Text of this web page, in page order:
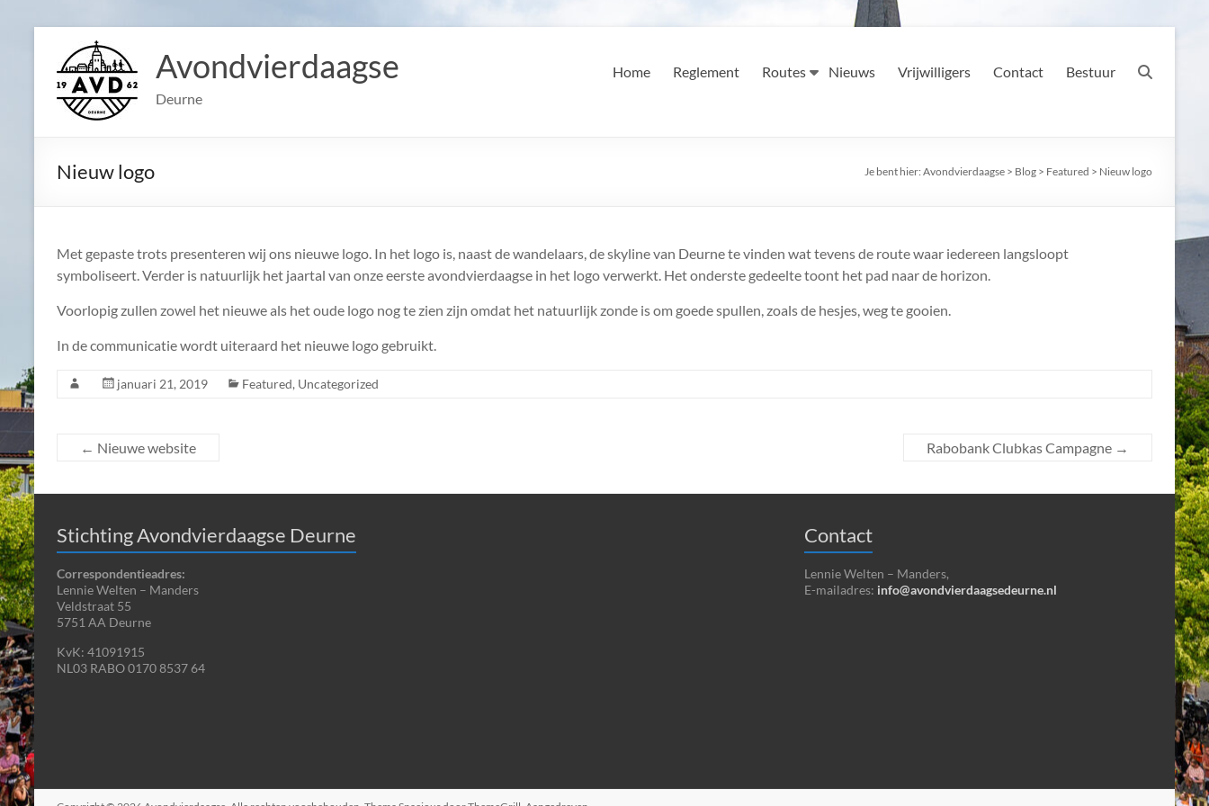
inhoud
Avondvierdaagse
Deurne
Home Reglement Routes Nieuws Vrijwilligers Contact Bestuur
Nieuw logo Je bent hier: Avondvierdaagse > Blog > Featured > Nieuw logo
Met gepaste trots presenteren wij ons nieuwe logo. In het logo is, naast de wandelaars, de skyline van Deurne te vinden wat tevens de route waar iedereen langsloopt
symboliseert. Verder is natuurlijk het jaartal van onze eerste avondvierdaagse in het logo verwerkt. Het onderste gedeelte toont het pad naar de horizon.
Voorlopig zullen zowel het nieuwe als het oude logo nog te zien zijn omdat het natuurlijk zonde is om goede spullen, zoals de hesjes, weg te gooien.
In de communicatie wordt uiteraard het nieuwe logo gebruikt.
januari 21, 2019 Featured, Uncategorized
← Nieuwe website Rabobank Clubkas Campagne →
Stichting Avondvierdaagse Deurne
Correspondentieadres:
Lennie Welten – Manders
Veldstraat 55
5751 AA Deurne
KvK: 41091915
NL03 RABO 0170 8537 64
Contact
Lennie Welten – Manders,
E-mailadres: info@avondvierdaagsedeurne.nl